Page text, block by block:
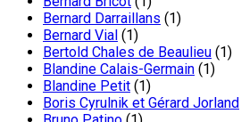
Bernard Darraillans (1)
Bernard Vial (1)
Bertold Chales de Beaulieu (1)
Blandine Calais-Germain (1)
Blandine Petit (1)
Boris Cyrulnik et Gérard Jorland